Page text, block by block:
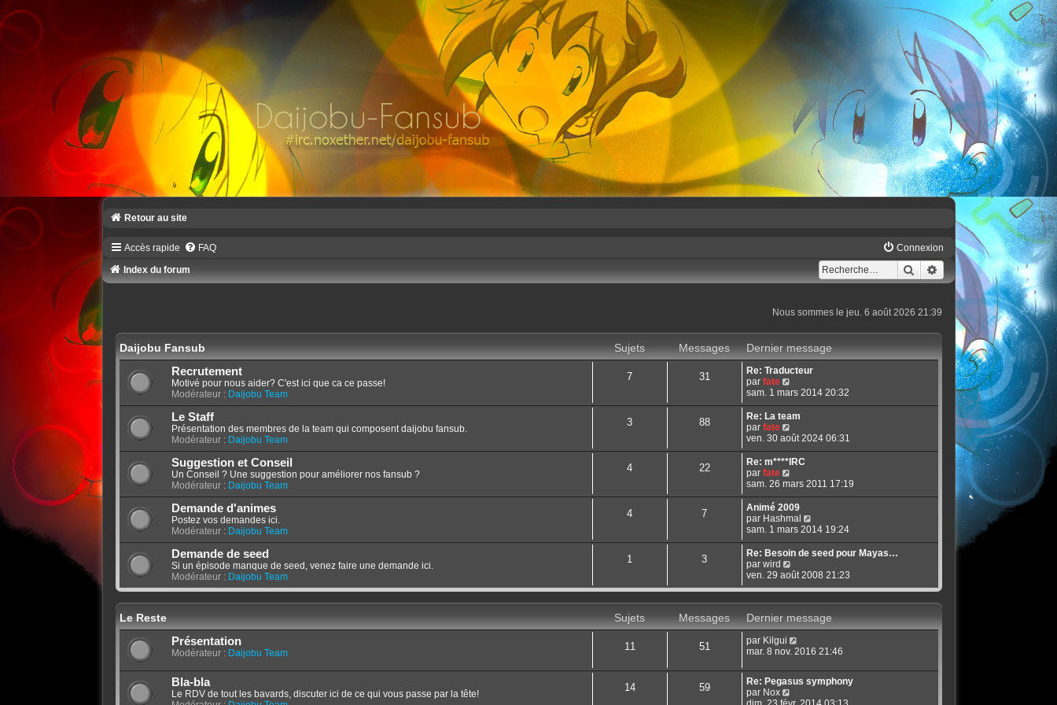
Retour au site
Accès rapide FAQ Connexion
RechercherRecherche avancée
Index du forum
Nous sommes le jeu. 6 août 2026 21:39
Daijobu Fansub Sujets Messages
Dernier message
Recrutement
Motivé pour nous aider? C'est ici que ca ce passe!
Modérateur : Daijobu Team
7 31
Re: Traducteur
par fate
o
i
r
e
e
n
e
r
m
e
s
s
a
g
e
sam. 1 mars 2014 20:32
Le Staff
Présentation des membres de la team qui composent daijobu fansub.
Modérateur : Daijobu Team
3 88
Re: La team
par fate
o
i
r
e
e
r
n
r
m
e
s
s
a
g
e
ven. 30 août 2024 06:31
Suggestion et Conseil
Un Conseil ? Une suggestion pour améliorer nos fansub ?
Modérateur : Daijobu Team
4 22
Re: m****IRC
par fate
o
i
r
l
e
e
n
e
r
m
e
s
s
g
e
sam. 26 mars 2011 17:19
Demande d'animes
Postez vos demandes ici.
Modérateur : Daijobu Team
4 7
Animé 2009
par Hashmal
o
i
r
e
e
r
n
i
r
e
s
sam. 1 mars 2014 19:24
Demande de seed
Si un épisode manque de seed, venez faire une demande ici.
Modérateur : Daijobu Team
1 3
Re: Besoin de seed pour Mayas…
par wird
o
i
e
d
e
r
i
e
ven. 29 août 2008 21:23
Le Reste Sujets Messages
Dernier message
Présentation
Modérateur : Daijobu Team
11 51 par Kilgui
o
r
l
mar. 8 nov. 2016 21:46
Bla-bla
Le RDV de tout les bavards, discuter ici de ce qui vous passe par la tête!
14 59
Re: Pegasus symphony
par Nox